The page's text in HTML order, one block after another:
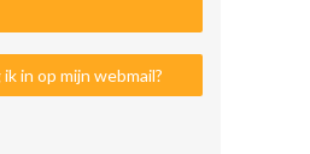
in op mijn webmail?